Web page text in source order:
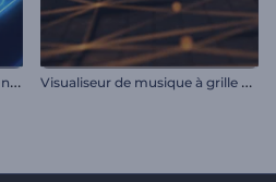
V
isualiseur de musique lignes néon V
isualiseur de musique à grille pulsante